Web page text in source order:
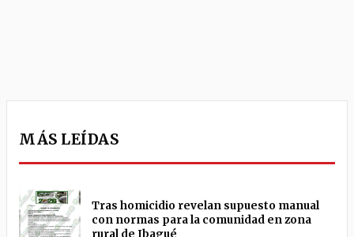
MÁS LEÍDAS
Tras homicidio revelan supuesto manual
con normas para la comunidad en zona
rural de Ibagué